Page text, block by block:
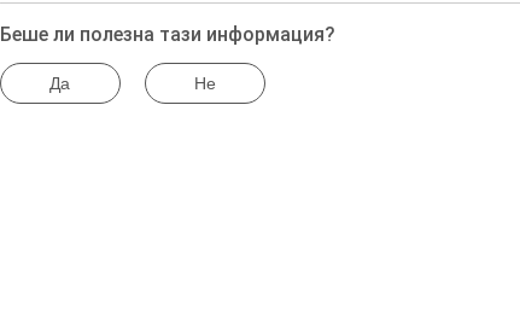
Беше ли полезна тази информация?
Да Не